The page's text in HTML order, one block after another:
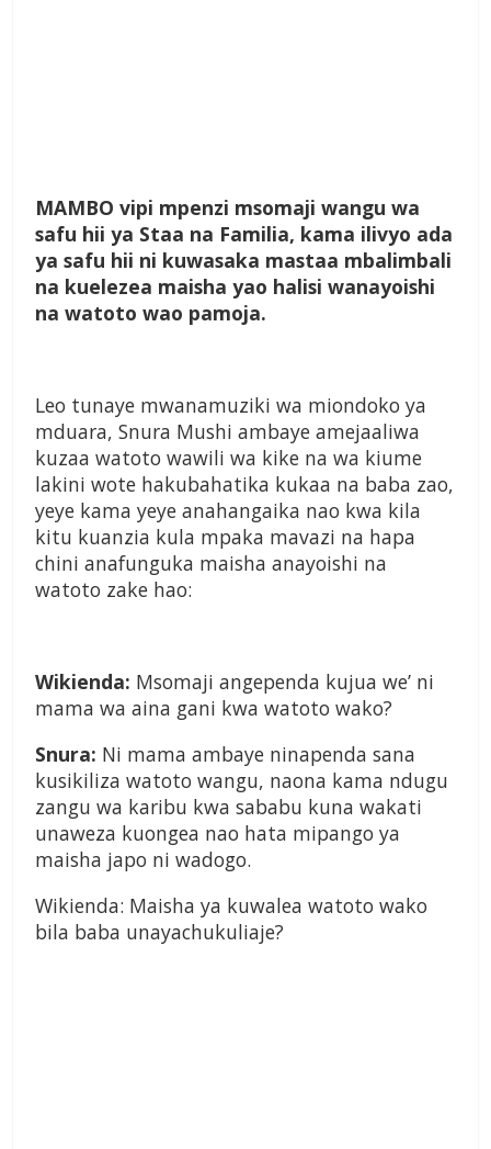
MAMBO vipi mpenzi msomaji wangu wa
safu hii ya Staa na Familia, kama ilivyo ada
ya safu hii ni kuwasaka mastaa mbalimbali
na kuelezea maisha yao halisi wanayoishi
na watoto wao pamoja.
Leo tunaye mwanamuziki wa miondoko ya
mduara, Snura Mushi ambaye amejaaliwa
kuzaa watoto wawili wa kike na wa kiume
lakini wote hakubahatika kukaa na baba zao,
yeye kama yeye anahangaika nao kwa kila
kitu kuanzia kula mpaka mavazi na hapa
chini anafunguka maisha anayoishi na
watoto zake hao:
Wikienda: Msomaji angependa kujua we’ ni
mama wa aina gani kwa watoto wako?
Snura: Ni mama ambaye ninapenda sana
kusikiliza watoto wangu, naona kama ndugu
zangu wa karibu kwa sababu kuna wakati
unaweza kuongea nao hata mipango ya
maisha japo ni wadogo.
Wikienda: Maisha ya kuwalea watoto wako
bila baba unayachukuliaje?